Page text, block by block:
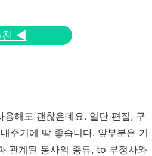
천 ◀
해도 괜찮은데요. 일단 편집, 구
주기에 딱 좋습니다. 앞부분은 기
관계된 동사의 종류, to 부정사와